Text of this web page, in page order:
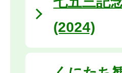
(2024)